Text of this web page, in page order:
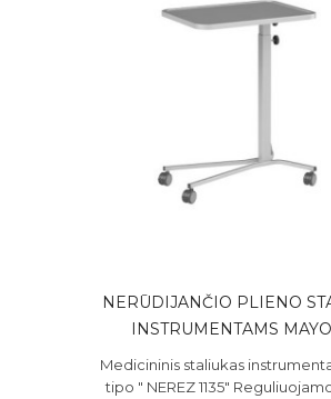
NERŪDIJANČIO PLIENO
INSTRUMENTAMS MAYO
Medicininis staliukas
tipo " NEREZ 1135"